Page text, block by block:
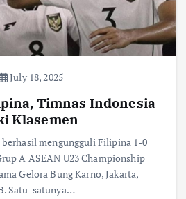
July 18, 2025
Timnas Indonesia
Klasemen
mengungguli Filipina 1-0
A ASEAN U23 Championship
Gelora Bung Karno, Jakarta,
Satu-satunya…